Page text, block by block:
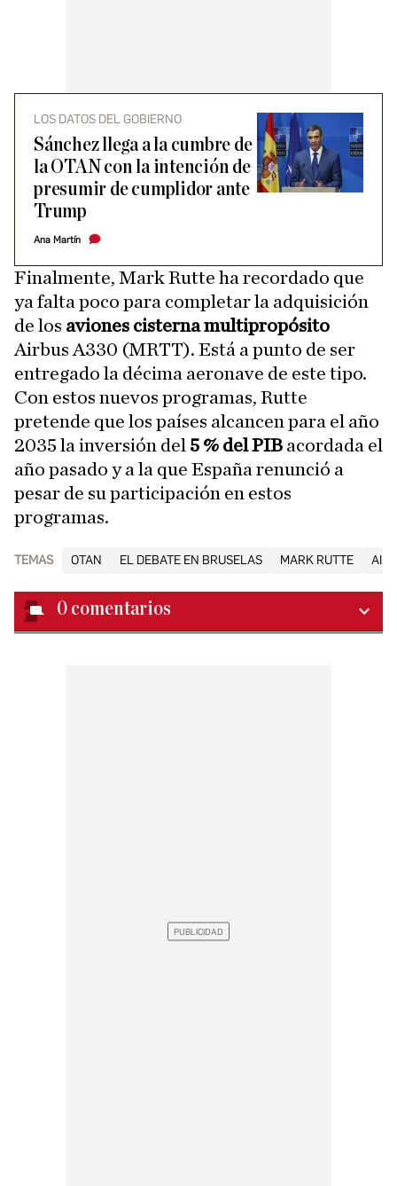
LOS DATOS DEL GOBIERNO
Sánchez llega a la cumbre de
la OTAN con la intención de
presumir de cumplidor ante
Trump
Ana Martín
Finalmente, Mark Rutte ha recordado que
ya falta poco para completar la adquisición
de los aviones cisterna multipropósito
Airbus A330 (MRTT). Está a punto de ser
entregado la décima aeronave de este tipo.
Con estos nuevos programas, Rutte
pretende que los países alcancen para el año
2035 la inversión del 5 % del PIB acordada el
año pasado y a la que España renunció a
pesar de su participación en estos
programas.
TEMAS OTAN EL DEBATE EN BRUSELAS MARK RUTTE
0 comentarios